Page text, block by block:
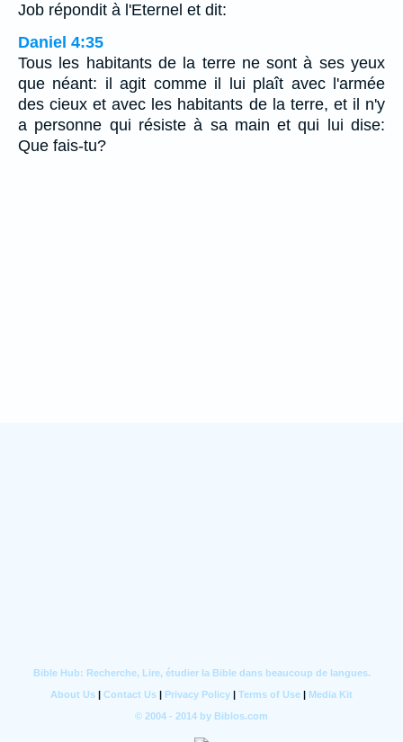
Job répondit à l'Eternel et dit:
Daniel 4:35
Tous les habitants de la terre ne sont à ses yeux
que néant: il agit comme il lui plaît avec l'armée
des cieux et avec les habitants de la terre, et il n'y
a personne qui résiste à sa main et qui lui dise:
Que fais-tu?